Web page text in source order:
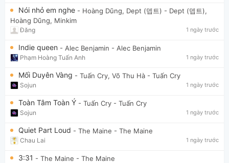
Nói nhỏ em nghe - Hoàng Dũng, Dept (뎁트) - Dept (뎁트),
Hoàng Dũng, Minkim
Đăng 1 ngày trước
Indie queen - Alec Benjamin - Alec Benjamin
Phạm Hoàng Tuấn Anh 1 ngày trước
Mối Duyên Vàng - Tuấn Cry, Võ Thu Hà - Tuấn Cry
Sojun 1 ngày trước
Toàn Tâm Toàn Ý - Tuấn Cry - Tuấn Cry
Sojun 1 ngày trước
Quiet Part Loud - The Maine - The Maine
Chau Lai 1 ngày trước
3:31 - The Maine - The Maine